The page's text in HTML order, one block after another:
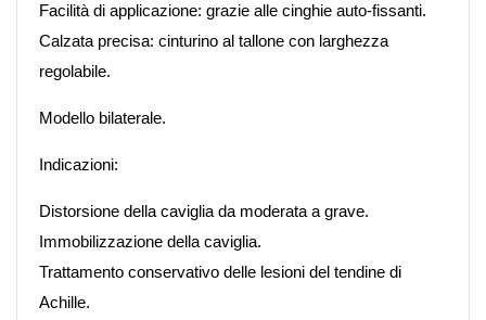
Facilità di applicazione: grazie alle cinghie auto-fissanti.
Calzata precisa: cinturino al tallone con larghezza
regolabile.
Modello bilaterale.
Indicazioni:
Distorsione della caviglia da moderata a grave.
Immobilizzazione della caviglia.
Trattamento conservativo delle lesioni del tendine di
Achille.